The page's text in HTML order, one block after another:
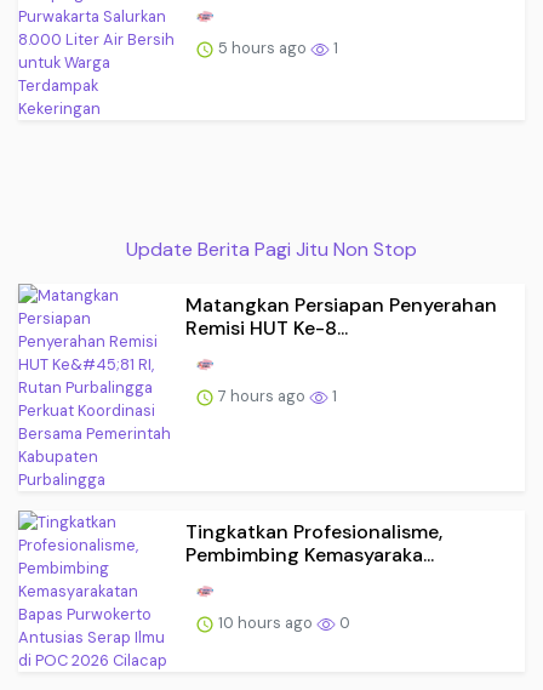
5 hours ago 1
Update Berita Pagi Jitu Non Stop
Matangkan Persiapan Penyerahan
Remisi HUT Ke-8...
7 hours ago 1
Tingkatkan Profesionalisme,
Pembimbing Kemasyaraka...
10 hours ago 0